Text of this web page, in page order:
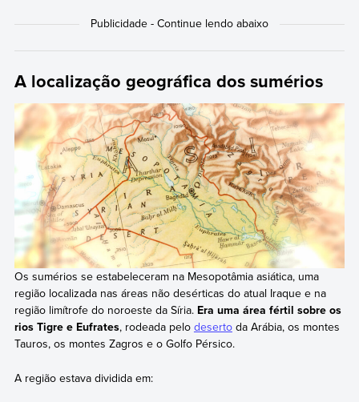
A localização geográfica dos sumérios
Os sumérios se estabeleceram na Mesopotâmia asiática, uma
região localizada nas áreas não desérticas do atual Iraque e na
região limítrofe do noroeste da Síria. Era uma área fértil sobre os
rios Tigre e Eufrates, rodeada pelo desertoda Arábia, os montes
Tauros, os montes Zagros e o Golfo Pérsico.
A região estava dividida em: